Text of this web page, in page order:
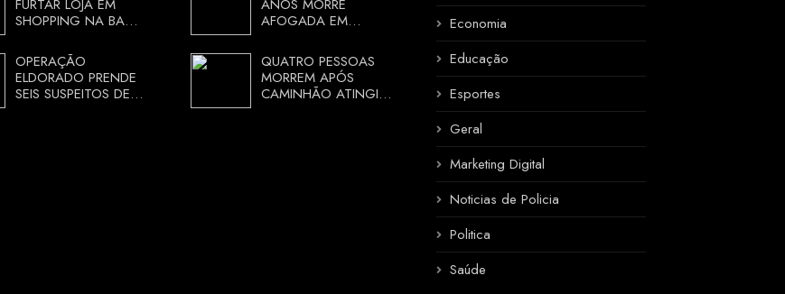
FURTAR LOJA EM
SHOPPING NA BAHIA
CORRENDO DE
DELEGACIA
OPERAÇÃO
ELDORADO PRENDE
SEIS SUSPEITOS DE
ANOS MORRE
AFOGADA EM
RURAL DE ARACI,
BAHIA; POLÍCIA
INVESTIGA
CIRCUNSTÂNCIAS
QUATRO PESSOAS
MORREM APÓS
CAMINHÃO ATINGIR
Economia
Educação
Esportes
Geral
Marketing Digital
Noticias de Policia
Politica
Saúde